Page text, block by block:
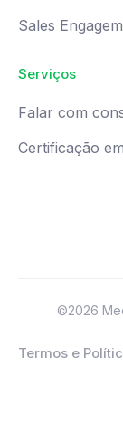
Sales
Serviços
Falar com
Certificação
©2026
Termos e